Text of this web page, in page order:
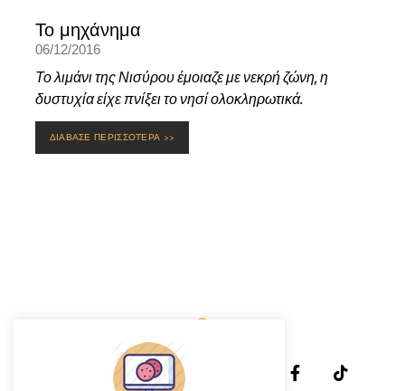
Το μηχάνημα
06/12/2016
Το λιμάνι της Νισύρου έμοιαζε με νεκρή ζώνη, η
δυστυχία είχε πνίξει το νησί ολοκληρωτικά.
ΔΙΑΒΑΣΕ ΠΕΡΙΣΣΟΤΕΡΑ >>